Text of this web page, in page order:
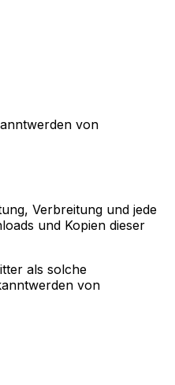
von
Verbreitung und jede
und Kopien dieser
als solche
von